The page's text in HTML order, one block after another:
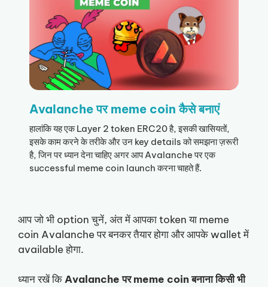
Avalanche पर meme coin कैसे बनाएं
हालांकि यह एक Layer 2 token ERC20 है, इसकी खासियतों,
इसके काम करने के तरीके और उन key details को समझना ज़रूरी
है, जिन पर ध्यान देना चाहिए अगर आप Avalanche पर एक
successful meme coin launch करना चाहते हैं.
आप जो भी option चुनें, अंत में आपका token या meme
coin Avalanche पर बनकर तैयार होगा और आपके wallet में
available होगा.
ध्यान रखें किAvalanche पर meme coin बनाना किसी भी